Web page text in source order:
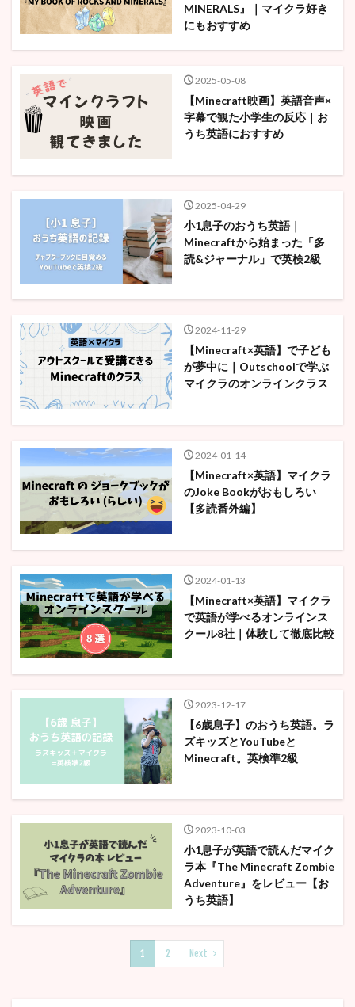
MINERALS』｜マイクラ好き
にもおすすめ
2025-05-08
【Minecraft映画】英語音声×
字幕で観た小学生の反応｜お
うち英語におすすめ
2025-04-29
小1息子のおうち英語｜
Minecraftから始まった「多
読&ジャーナル」で英検2級
2024-11-29
【Minecraft×英語】で子ども
が夢中に｜Outschoolで学ぶ
マイクラのオンラインクラス
2024-01-14
【Minecraft×英語】マイクラ
のJoke Bookがおもしろい
【多読番外編】
2024-01-13
【Minecraft×英語】マイクラ
で英語が学べるオンラインス
クール8社｜体験して徹底比較
2023-12-17
【6歳息子】のおうち英語。ラ
ズキッズとYouTubeと
Minecraft。英検準2級
2023-10-03
小1息子が英語で読んだマイク
ラ本『The Minecraft Zombie
Adventure』をレビュー【お
うち英語】
1 2 Next